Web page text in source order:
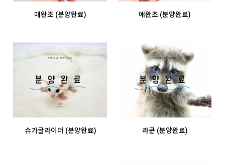
애완조 (분양완료) 애완조 (분양완료)
슈가글라이더 (분양완료) 라쿤 (분양완료)